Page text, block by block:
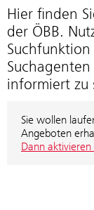
Hier finden
der ÖBB.
informiert zu
Sie wollen
Angeboten
Dann aktivieren